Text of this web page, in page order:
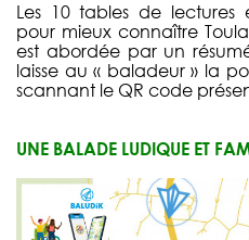
Les 10 tables de lectures
pour mieux connaître
est abordée par un
laisse au « baladeur » la
scannant le QR code
UNE BALADE LUDIQUE ET